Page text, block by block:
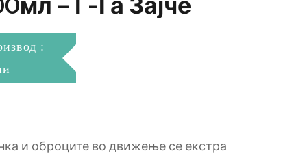
:
и оброците во движење се екстра